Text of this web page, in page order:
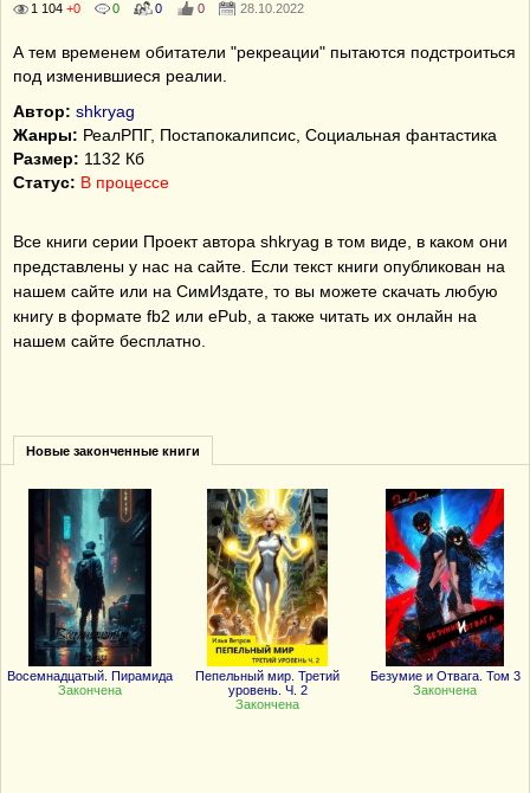
1 104 +0 0 0 0 28.10.2022
А тем временем обитатели "рекреации" пытаются подстроиться
под изменившиеся реалии.
Автор: shkryag
Жанры: РеалРПГ, Постапокалипсис, Социальная фантастика
Размер: 1132 Кб
Статус: В процессе
Все книги серии Проект автора shkryag в том виде, в каком они
представлены у нас на сайте. Если текст книги опубликован на
нашем сайте или на СимИздате, то вы можете скачать любую
книгу в формате fb2 или ePub, а также читать их онлайн на
нашем сайте бесплатно.
Новые законченные книги
Восемнадцатый. Пирамида
Закончена
Пепельный мир. Третий
уровень. Ч. 2
Закончена
Безумие и Отвага. Том 3
Закончена